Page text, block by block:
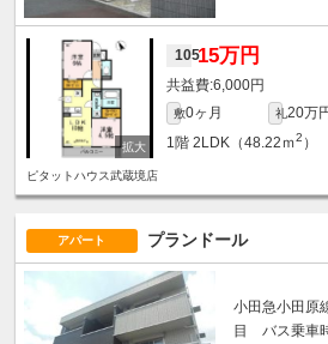
10515万円
6,000円
敷0ヶ月 礼20万
1階 2LDK（48.22ｍ2 ）
ピタットハウス武蔵境店
アパート プランドール
小田急小田原
目 バス乗車